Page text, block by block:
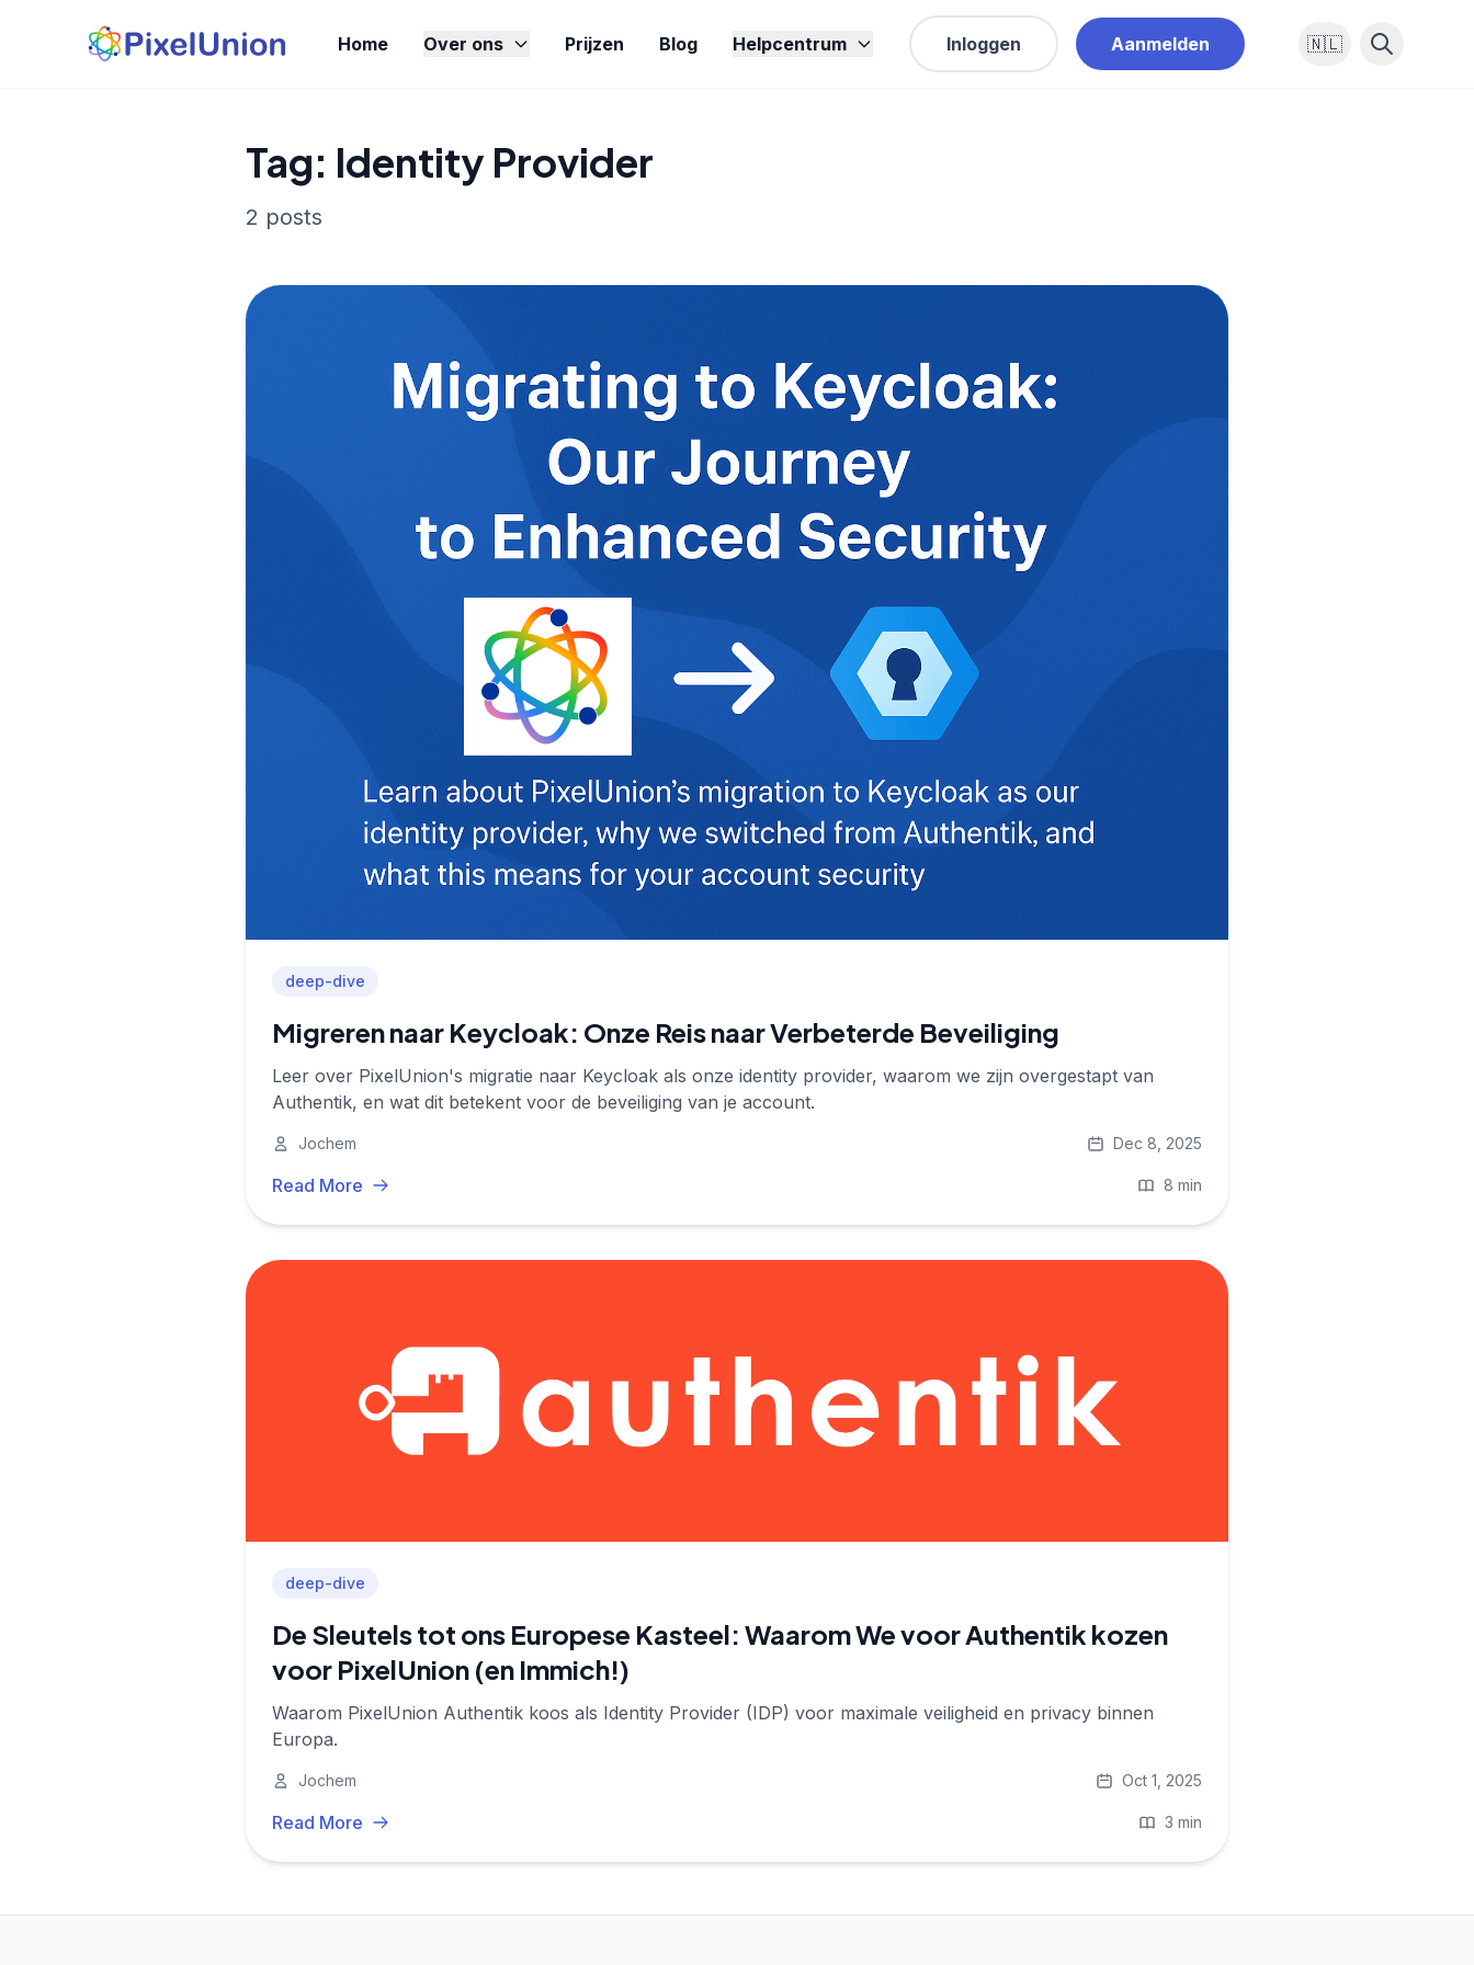
Home Over ons Prijzen Blog Helpcentrum Inloggen Aanmelden 🇳🇱
Tag: Identity Provider
2 posts
deep-dive
Migreren naar Keycloak: Onze Reis naar Verbeterde Beveiliging
Leer over PixelUnion's migratie naar Keycloak als onze identity provider, waarom we zijn overgestapt van
Authentik, en wat dit betekent voor de beveiliging van je account.
Jochem Dec 8, 2025
Read More 8 min
deep-dive
De Sleutels tot ons Europese Kasteel: Waarom We voor Authentik kozen
voor PixelUnion (en Immich!)
Waarom PixelUnion Authentik koos als Identity Provider (IDP) voor maximale veiligheid en privacy binnen
Europa.
Jochem Oct 1, 2025
Read More 3 min